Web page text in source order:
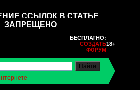
ССЫЛОК В СТАТЬЕ
ЗАПРЕЩЕНО
БЕСПЛАТНО:
СОЗДАТЬ
ФОРУМ
18+